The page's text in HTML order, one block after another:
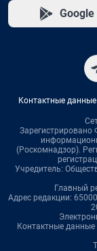
Google
Контактные
Зарегистрировано
(Роскомнадзор).
Учредитель:
Главный
Адрес редакции:
Контактные данные